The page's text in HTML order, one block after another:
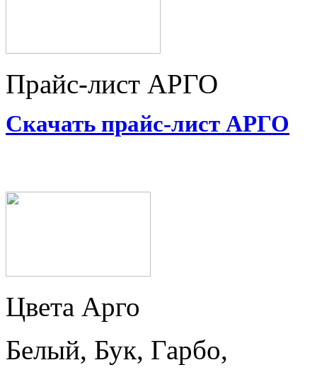
Прайс-лист АРГО
Скачать прайс-лист АРГО
Цвета Арго
Белый, Бук, Гарбо,